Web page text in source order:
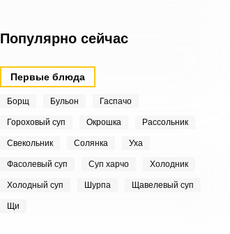
Популярно сейчас
Первые блюда
Борщ Бульон Гаспачо
Гороховый суп Окрошка Рассольник
Свекольник Солянка Уха
Фасолевый суп Суп харчо Холодник
Холодный суп Шурпа Щавелевый суп
Щи